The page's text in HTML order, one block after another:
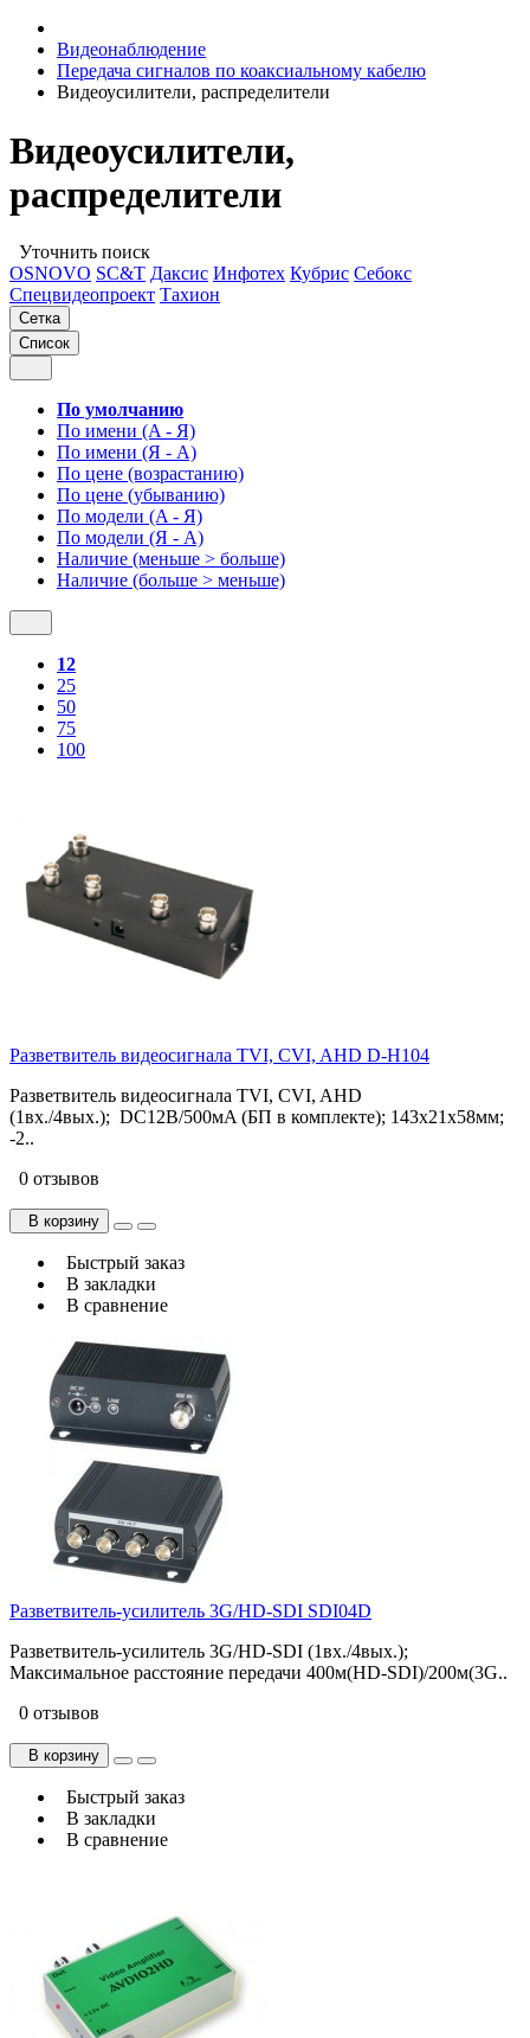
Видеонаблюдение
Передача сигналов по коаксиальному кабелю
Видеоусилители, распределители
Видеоусилители,
распределители
Уточнить поиск
OSNOVO SC&T Даксис Инфотех Кубрис Себокс
Спецвидеопроект Тахион
Сетка
Список
По умолчанию
По имени (A - Я)
По имени (Я - A)
По цене (возрастанию)
По цене (убыванию)
По модели (A - Я)
По модели (Я - A)
Наличие (меньше > больше)
Наличие (больше > меньше)
12
25
50
75
100
Разветвитель видеосигнала TVI, CVI, AHD D-H104
Разветвитель видеосигнала TVI, CVI, AHD
(1вх./4вых.); DC12В/500мA (БП в комплекте); 143x21x58мм;
-2..
0 отзывов
В корзину
Быстрый заказ
В закладки
В сравнение
Разветвитель-усилитель 3G/HD-SDI SDI04D
Разветвитель-усилитель 3G/HD-SDI (1вх./4вых.);
Максимальное расстояние передачи 400м(HD-SDI)/200м(3G..
0 отзывов
В корзину
Быстрый заказ
В закладки
В сравнение